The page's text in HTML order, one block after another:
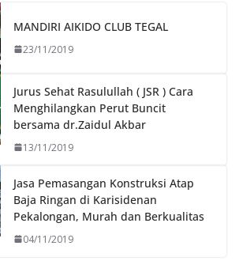
MANDIRI AIKIDO CLUB TEGAL
23/11/2019
Jurus Sehat Rasulullah ( JSR ) Cara
Menghilangkan Perut Buncit
bersama dr.Zaidul Akbar
13/11/2019
Jasa Pemasangan Konstruksi Atap
Baja Ringan di Karisidenan
Pekalongan, Murah dan Berkualitas
04/11/2019